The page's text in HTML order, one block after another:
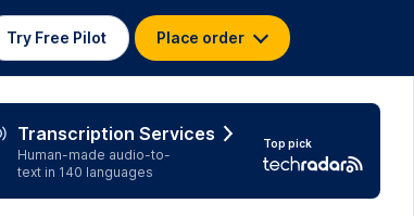
Try Free Pilot Place order
Transcription Services
Human-made audio-to-
text in 140 languages
Top pick